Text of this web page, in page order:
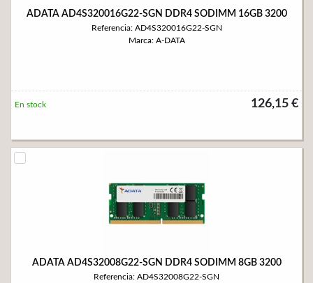
ADATA AD4S320016G22-SGN DDR4 SODIMM 16GB 3200
Referencia: AD4S320016G22-SGN
Marca: A-DATA
126,15 €
En stock
ADATA AD4S32008G22-SGN DDR4 SODIMM 8GB 3200
Referencia: AD4S32008G22-SGN